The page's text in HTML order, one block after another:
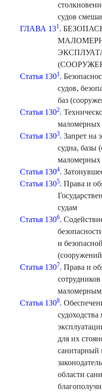
судов
ГЛАВА 131.
Статья 1301.
судов,
баз
Статья 1302.
маломерных
Статья 1303. Запрет на
судна, базы
маломерных
Статья 1304.
Статья 1305. Права и
судам
Статья 1306.
и
Статья 1307. Права и
маломерным
Статья 1308.
для их
санитарный
области